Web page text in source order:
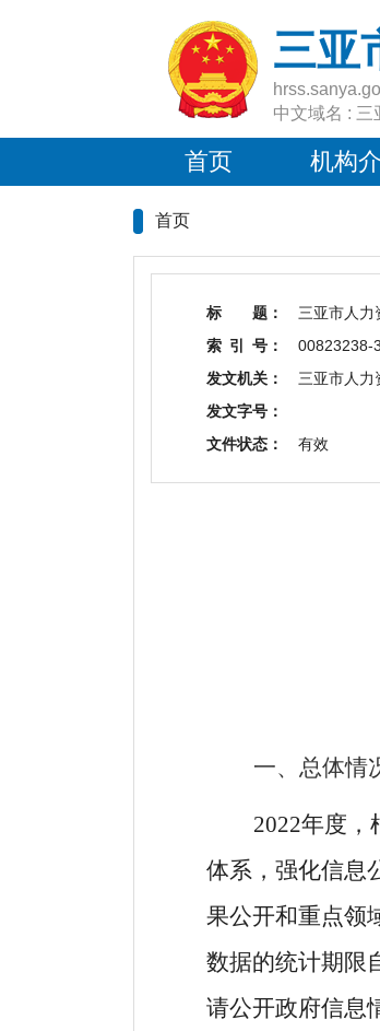
三亚
中文域名 : 三
首页 机构
首页
标 题：
三亚市人力
索 引 号：
00823238-
发文机关：
三亚市人力
发文字号：
文件状态：
有效
一、总体情
2022年度
体系，强化信息
果公开和重点领
数据的统计期限
请公开政府信息